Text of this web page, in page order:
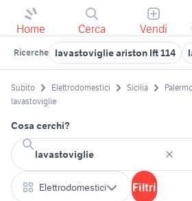
Home Cerca Vendi
Ricerche lavastoviglie ariston lft 114
Subito Elettrodomestici Sicilia
lavastoviglie
Cosa cerchi?
Elettrodomestici Filtri